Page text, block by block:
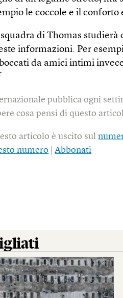
le coccole e il
di Thomas
informazioni. Per
da amici intimi
pubblica ogni
cosa pensi di questo
articolo è uscito sul
numero |Abbonati